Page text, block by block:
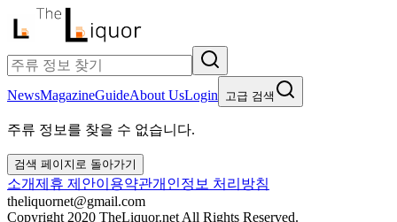
NewsMagazineGuideAbout UsLogin 고급 검색
주류 정보를 찾을 수 없습니다.
검색 페이지로 돌아가기
소개제휴 제안이용약관개인정보 처리방침
theliquornet@gmail.com
Copyright 2020 TheLiquor.net All Rights Reserved.